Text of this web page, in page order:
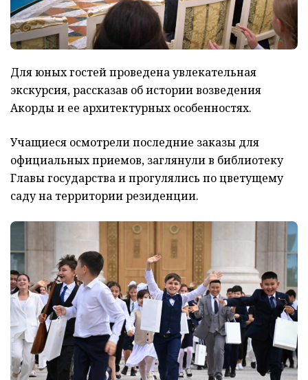
Для юных гостей проведена увлекательная
экскурсия, рассказав об истории возведения
Акорды и ее архитектурных особенностях.
Учащиеся осмотрели последние заказы для
официальных приемов, заглянули в библиотеку
Главы государства и прогулялись по цветущему
саду на территории резиденции.